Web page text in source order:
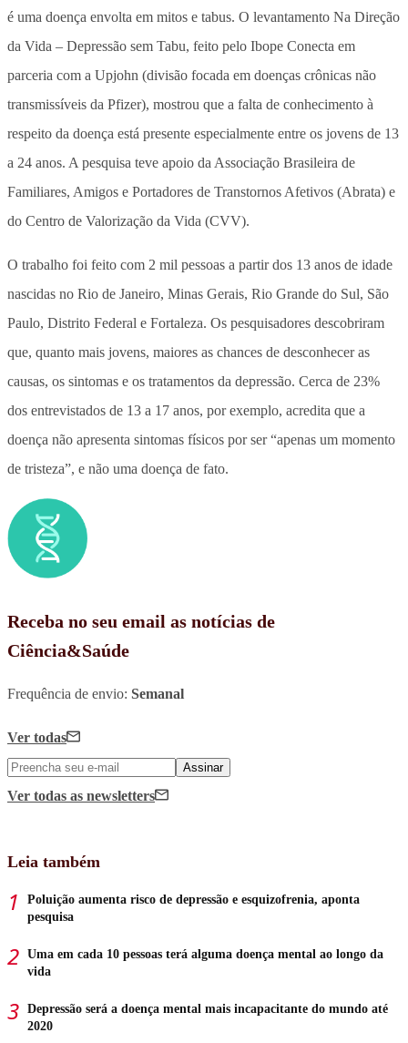
é uma doença envolta em mitos e tabus. O levantamento Na Direção
da Vida – Depressão sem Tabu, feito pelo Ibope Conecta em
parceria com a Upjohn (divisão focada em doenças crônicas não
transmissíveis da Pfizer), mostrou que a falta de conhecimento à
respeito da doença está presente especialmente entre os jovens de 13
a 24 anos. A pesquisa teve apoio da Associação Brasileira de
Familiares, Amigos e Portadores de Transtornos Afetivos (Abrata) e
do Centro de Valorização da Vida (CVV).
O trabalho foi feito com 2 mil pessoas a partir dos 13 anos de idade
nascidas no Rio de Janeiro, Minas Gerais, Rio Grande do Sul, São
Paulo, Distrito Federal e Fortaleza. Os pesquisadores descobriram
que, quanto mais jovens, maiores as chances de desconhecer as
causas, os sintomas e os tratamentos da depressão. Cerca de 23%
dos entrevistados de 13 a 17 anos, por exemplo, acredita que a
doença não apresenta sintomas físicos por ser “apenas um momento
de tristeza”, e não uma doença de fato.
Receba no seu email as notícias de
Ciência&Saúde
Frequência de envio: Semanal
Ver todas
Assinar
Ver todas as newsletters
Leia também
Poluição aumenta risco de depressão e esquizofrenia, aponta
pesquisa
Uma em cada 10 pessoas terá alguma doença mental ao longo da
vida
Depressão será a doença mental mais incapacitante do mundo até
2020